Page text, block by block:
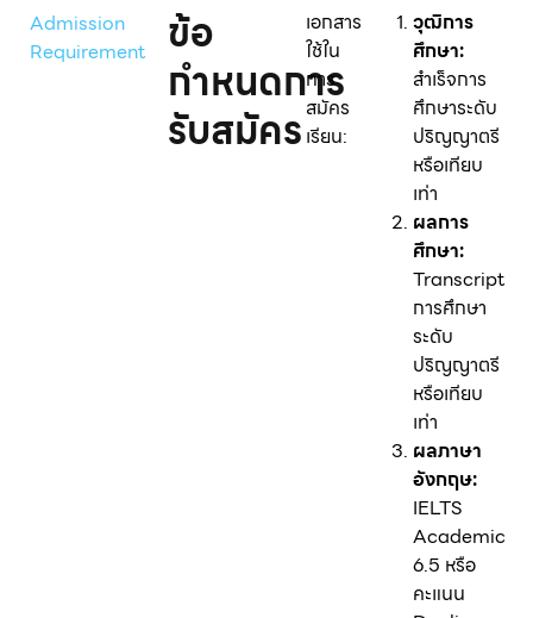
Admission
Requirement
ข้อ
กำหนดการ
รับสมัคร
เอกสาร
ใช้ใน
การ
สมัคร
เรียน:
วุฒิการ
ศึกษา:
สำเร็จการ
ศึกษาระดับ
ปริญญาตรี
หรือเทียบ
เท่า
ผลการ
ศึกษา:
Transcript
การศึกษา
ระดับ
ปริญญาตรี
หรือเทียบ
เท่า
ผลภาษา
อังกฤษ:
IELTS
Academic
6.5 หรือ
คะแนน